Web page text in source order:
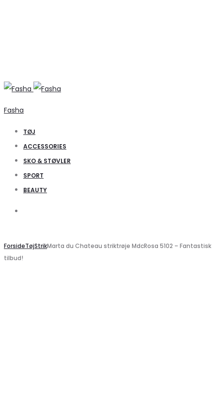
Fasha
TØJ
ACCESSORIES
SKO & STØVLER
SPORT
BEAUTY
ForsideTøjStrikMarta du Chateau striktrøje MdcRosa 5102 – Fantastisk
tilbud!